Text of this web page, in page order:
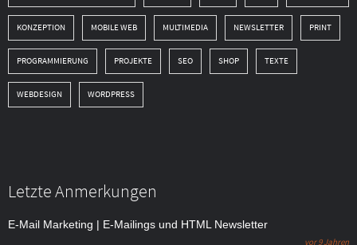
KONZEPTION MOBILE WEB MULTIMEDIA NEWSLETTER PRINT
PROGRAMMIERUNG PROJEKTE SEO SHOP TEXTE
WEBDESIGN WORDPRESS
Letzte Anmerkungen
E-Mail Marketing | E-Mailings und HTML Newsletter
vor 9 Jahren